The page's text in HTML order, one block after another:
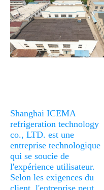
Shanghai ICEMA
refrigeration technology
co., LTD. est une
entreprise technologique
qui se soucie de
l'expérience utilisateur.
Selon les exigences du